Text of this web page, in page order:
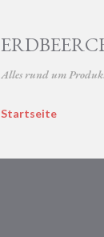
Alles rund um
Startseite